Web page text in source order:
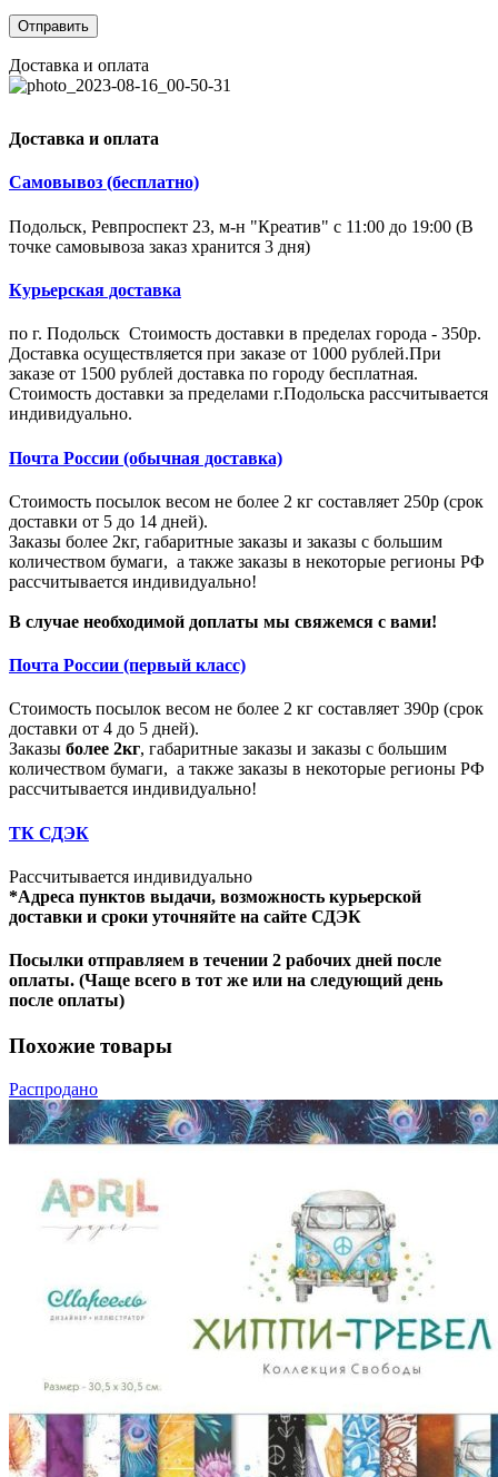
Доставка и оплата
Доставка и оплата
Самовывоз (бесплатно)
Подольск, Ревпроспект 23, м-н "Креатив" с 11:00 до 19:00 (В
точке самовывоза заказ хранится 3 дня)
Курьерская доставка
по г. Подольск Стоимость доставки в пределах города - 350р.
Доставка осуществляется при заказе от 1000 рублей.При
заказе от 1500 рублей доставка по городу бесплатная.
Стоимость доставки за пределами г.Подольска рассчитывается
индивидуально.
Почта России (обычная доставка)
Стоимость посылок весом не более 2 кг составляет 250р (срок
доставки от 5 до 14 дней).
Заказы более 2кг, габаритные заказы и заказы с большим
количеством бумаги, а также заказы в некоторые регионы РФ
рассчитывается индивидуально!
В случае необходимой доплаты мы свяжемся с вами!
Почта России (первый класс)
Стоимость посылок весом не более 2 кг составляет 390р (срок
доставки от 4 до 5 дней).
Заказы более 2кг, габаритные заказы и заказы с большим
количеством бумаги, а также заказы в некоторые регионы РФ
рассчитывается индивидуально!
ТК СДЭК
Рассчитывается индивидуально
*Адреса пунктов выдачи, возможность курьерской
доставки и сроки уточняйте на сайте СДЭК
Посылки отправляем в течении 2 рабочих дней после
оплаты. (Чаще всего в тот же или на следующий день
после оплаты)
Похожие товары
Распродано